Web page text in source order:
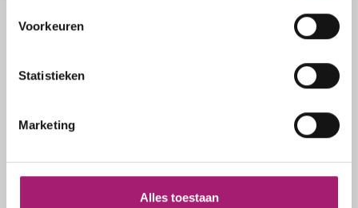
Voorkeuren
Statistieken
Marketing
Alles toestaan
Footer
Snel naar
Het traject